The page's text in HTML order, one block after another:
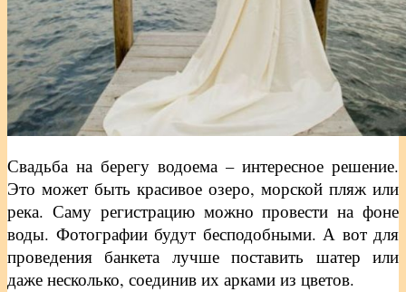
Свадьба на берегу водоема – интересное решение.
Это может быть красивое озеро, морской пляж или
река. Саму регистрацию можно провести на фоне
воды. Фотографии будут бесподобными. А вот для
проведения банкета лучше поставить шатер или
даже несколько, соединив их арками из цветов.